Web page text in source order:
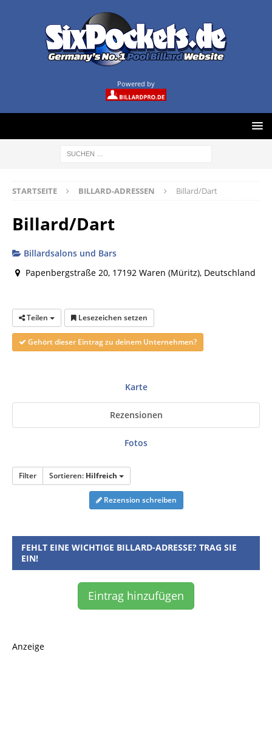
Powered by
STARTSEITE BILLARD-ADRESSEN Billard/Dart
Billard/Dart
Billardsalons und Bars
Papenbergstraße 20, 17192 Waren (Müritz), Deutschland
Teilen Lesezeichen setzen
Gehört dieser Eintrag zu deinem Unternehmen?
Karte
Rezensionen
Fotos
Filter Sortieren: Hilfreich
Rezension schreiben
FEHLT EINE WICHTIGE BILLARD-ADRESSE? TRAG SIE
EIN!
Eintrag hinzufügen
Anzeige